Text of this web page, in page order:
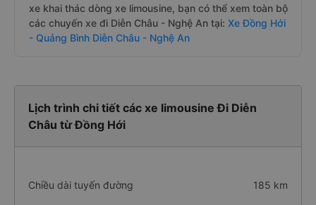
xe khai thác dòng xe limousine, bạn có thể xem toàn bộ
các chuyến xe đi Diễn Châu - Nghệ An tại: Xe Đồng Hới
- Quảng Bình Diễn Châu - Nghệ An
Lịch trình chi tiết các xe limousine Đi Diễn
Châu từ Đồng Hới
Chiều dài tuyến đường 185 km